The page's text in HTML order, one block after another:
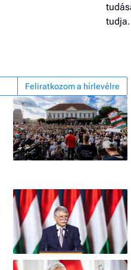
tudja.
Feliratkozom a hírlevélre